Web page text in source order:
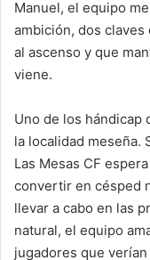
Manuel, el equipo
ambición, dos claves
al ascenso y que
viene.
Uno de los hándicap
la localidad meseña.
Las Mesas CF
convertir en césped
llevar a cabo en las
natural, el equipo
jugadores que